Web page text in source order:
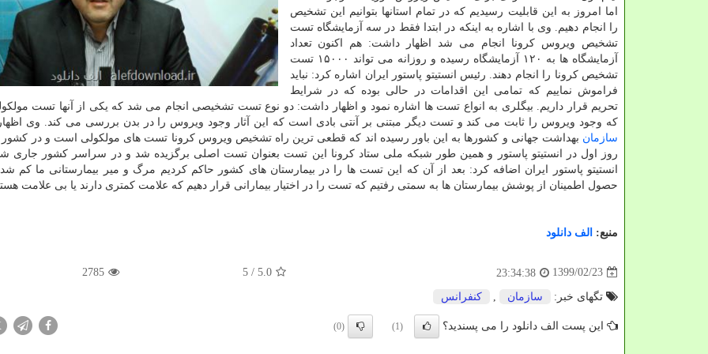
اما امروز به این قابلیت رسیدیم که در تمام استانها بتوانیم این تشخیص
را انجام دهیم. وی با اشاره به اینکه در ابتدا فقط در سه آزمایشگاه تست
تشخیص ویروس کرونا انجام می شد اظهار داشت: هم اکنون تعداد
آزمایشگاه ها به ۱۲۰ آزمایشگاه رسیده و روزانه می تواند ۱۵۰۰۰ تست
تشخیص کرونا را انجام دهند. رئیس انستیتو پاستور ایران اشاره کرد: نباید
فراموش نماییم که تمامی این اقدامات در حالی بوده که در شرایط
تحریم قرار داریم. بیگلری به انواع تست ها اشاره نمود و اظهار داشت: دو نوع تست تشخیصی انجام می شد که یکی از آنها تست
که وجود ویروس را ثابت می کند و تست دیگر مبتنی بر آنتی بادی است که این آثار وجود ویروس را در بدن بررسی می کند. وی
سازمان بهداشت جهانی و کشورها به این باور رسیده اند که قطعی ترین راه تشخیص ویروس کرونا تست های مولکولی است و در کشور
روز اول در انستیتو پاستور و همین طور شبکه ملی ستاد کرونا این تست بعنوان تست اصلی برگزیده شد و در سراسر کشور جاری
انستیتو پاستور ایران اضافه کرد: بعد از آن که این تست ها را در بیمارستان های کشور حاکم کردیم مرگ و میر بیمارستانی ما کم
حصول اطمینان از پوشش بیمارستان ها به سمتی رفتیم که تست را در اختیار بیمارانی قرار دهیم که علامت کمتری دارند یا بی علامت
منبع: الف دانلود
1399/02/23
23:34:38
5.0
/ 5
2785
تگهای خبر: سازمان كنفرانس
این پست الف دانلود را می پسندید؟ (1)
(0)